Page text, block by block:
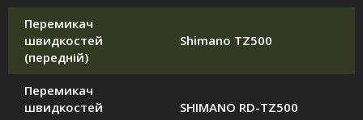
Перемикач
швидкостей
(передній)
Shimano TZ500
Перемикач
швидкостей
SHIMANO RD-TZ500